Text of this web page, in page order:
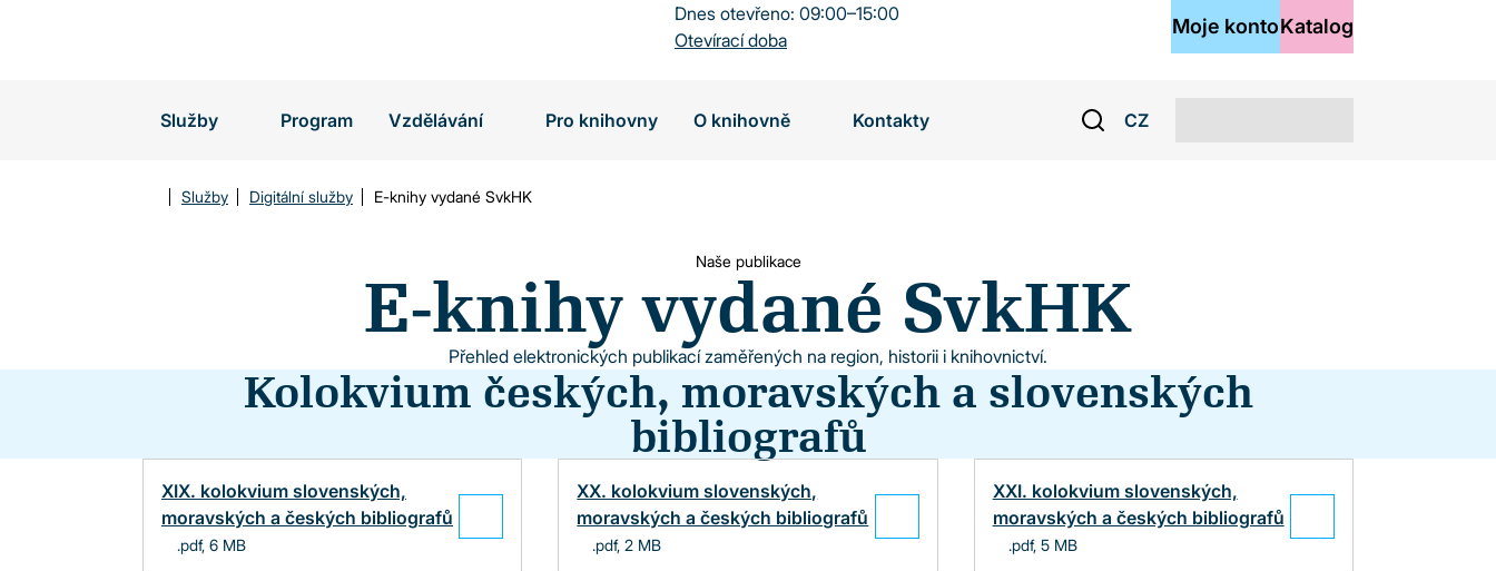
Dnes otevřeno: 09:00–15:00
Otevírací doba
Moje kontoKatalog
Služby Program Vzdělávání Pro knihovny O knihovně Kontakty CZ
Služby Digitální služby E-knihy vydané SvkHK
Naše publikace
E-knihy vydané SvkHK
Přehled elektronických publikací zaměřených na region, historii i knihovnictví.
Kolokvium českých, moravských a slovenských
bibliografů
XIX. kolokvium slovenských,
moravských a českých bibliografů
.pdf, 6 MB
XX. kolokvium slovenských,
moravských a českých bibliografů
.pdf, 2 MB
XXI. kolokvium slovenských,
moravských a českých bibliografů
.pdf, 5 MB